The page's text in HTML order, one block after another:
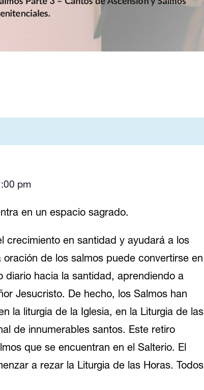
pm
en un espacio sagrado.
crecimiento en santidad y ayudará a los
de los salmos puede convertirse en
diario hacia la santidad, aprendiendo a
Jesucristo. De hecho, los Salmos han
la liturgia de la Iglesia, en la Liturgia de las
de innumerables santos. Este retiro
que se encuentran en el Salterio. El
a rezar la Liturgia de las Horas. Todos